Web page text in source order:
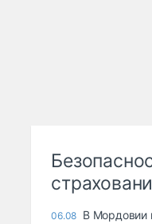
06.08 В Мордовии